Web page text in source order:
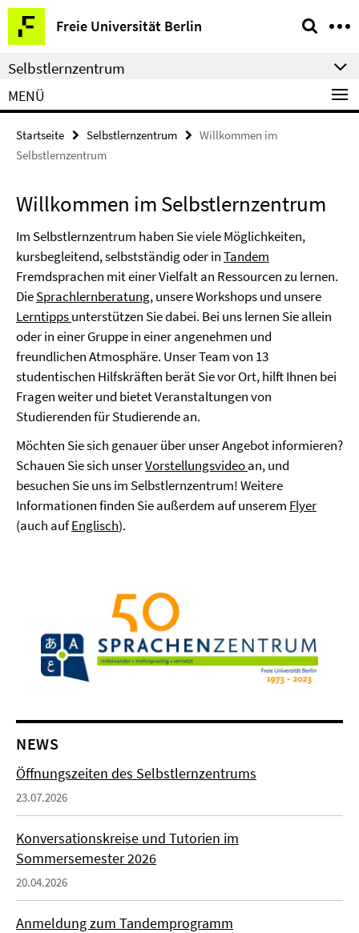
Springe
direkt
zu
Inhalt
Freie Universität Berlin
Service-
Navigation
Selbstlernzentrum
MENÜ
Startseite Selbstlernzentrum
Willkommen im
Selbstlernzentrum
Willkommen im Selbstlernzentrum
Im Selbstlernzentrum haben Sie viele Möglichkeiten,
kursbegleitend, selbstständig oder inTandem
Fremdsprachen mit einer Vielfalt an Ressourcen zu lernen.
DieSprachlernberatung, unsere Workshops und unsere
Lerntippsunterstützen Sie dabei. Bei uns lernen Sie allein
oder in einer Gruppe in einer angenehmen und
freundlichen Atmosphäre. Unser Team von 13
studentischen Hilfskräften berät Sie vor Ort, hilft Ihnen bei
Fragen weiter und bietet Veranstaltungen von
Studierenden für Studierende an.
Möchten Sie sich genauer über unser Angebot informieren?
Schauen Sie sich unserVorstellungsvideoan, und
besuchen Sie uns im Selbstlernzentrum! Weitere
Informationen finden Sie außerdem auf unserem Flyer
(auch aufEnglisch).
NEWS
Öffnungszeiten des Selbstlernzentrums
23.07.2026
Konversationskreise und Tutorien im
Sommersemester 2026
20.04.2026
Anmeldung zum Tandemprogramm